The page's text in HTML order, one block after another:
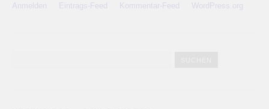
Anmelden Eintrags-Feed Kommentar-Feed WordPress.org